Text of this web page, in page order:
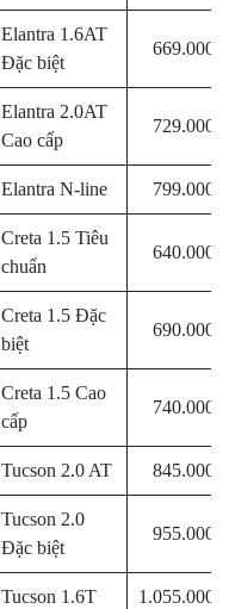
Elantra 1.6AT
Đặc biệt
Elantra 2.0AT
Cao cấp
Elantra N-line
Creta 1.5 Tiêu
chuẩn
Creta 1.5 Đặc
biệt
Creta 1.5 Cao
cấp
Tucson 2.0 AT
Tucson 2.0
Đặc biệt
Tucson 1.6T